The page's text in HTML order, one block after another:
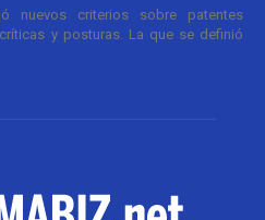
nuevos criterios sobre patentes
y posturas. La que se definió